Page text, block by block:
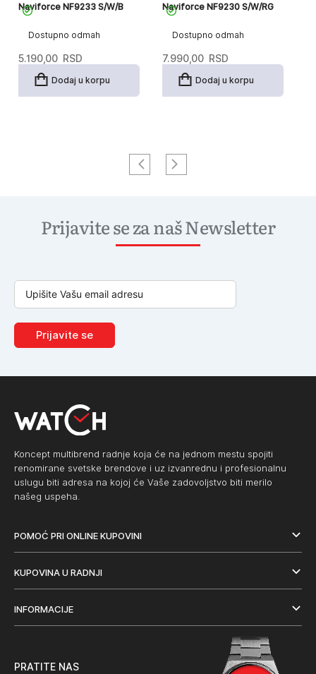
Dostupno odmah
Naviforce NF9233 S/W/B
5.190,00 RSD
Dodaj u korpu
Dostupno odmah
Naviforce NF9230 S/W/RG
7.990,00 RSD
Dodaj u korpu
Prijavite se za naš Newsletter
Prijavite se
Koncept multibrend radnje koja će na jednom mestu spojiti
renomirane svetske brendove i uz izvanrednu i profesionalnu
uslugu biti adresa na kojoj će Vaše zadovoljstvo biti merilo
našeg uspeha.
POMOĆ PRI ONLINE KUPOVINI
KUPOVINA U RADNJI
INFORMACIJE
PRATITE NAS